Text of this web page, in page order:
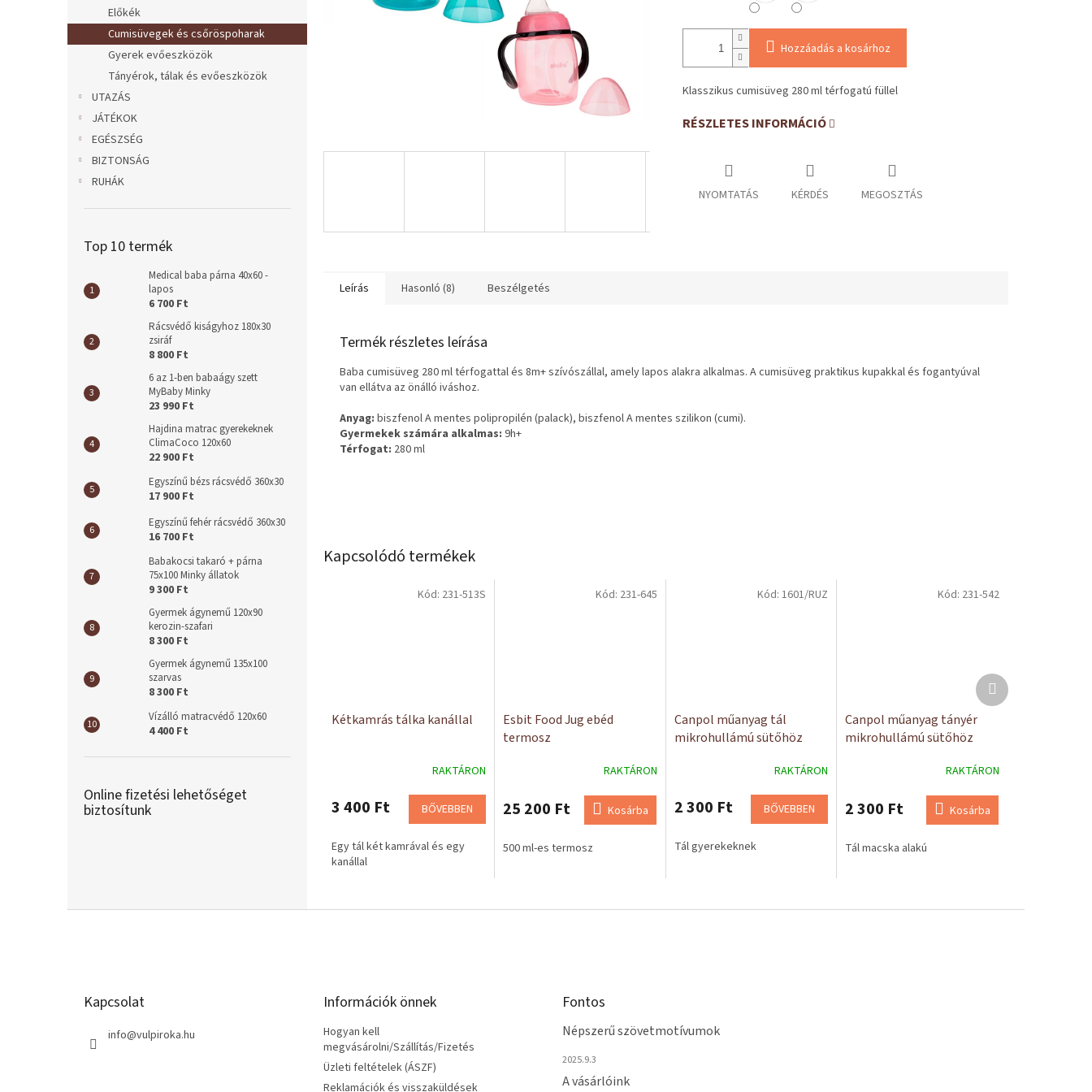
Előkék
Cumisüvegek és csőröspoharak
Gyerek evőeszközök
Tányérok, tálak és evőeszközök
UTAZÁS
JÁTÉKOK
EGÉSZSÉG
BIZTONSÁG
RUHÁK
Top 10 termék
Medical baba párna 40x60 -
lapos
6 700 Ft
Rácsvédő kiságyhoz 180x30
zsiráf
8 800 Ft
6 az 1-ben babaágy szett
MyBaby Minky
23 990 Ft
Hajdina matrac gyerekeknek
ClimaCoco 120x60
22 900 Ft
Egyszínű bézs rácsvédő 360x30
17 900 Ft
Egyszínű fehér rácsvédő 360x30
16 700 Ft
Babakocsi takaró + párna
75x100 Minky állatok
9 300 Ft
Gyermek ágynemű 120x90
kerozin-szafari
8 300 Ft
Gyermek ágynemű 135x100
szarvas
8 300 Ft
Vízálló matracvédő 120x60
4 400 Ft
Online fizetési lehetőséget
biztosítunk
Hozzáadás a kosárhoz
Klasszikus cumisüveg 280 ml térfogatú füllel
RÉSZLETES INFORMÁCIÓ
NYOMTATÁS KÉRDÉS MEGOSZTÁS
Kapcsolódó termékek
Kétkamrás tálka kanállal
RAKTÁRON
3 400 Ft BŐVEBBEN
Egy tál két kamrával és egy
kanállal
Kód: 231-513S
Esbit Food Jug ebéd
termosz
RAKTÁRON
25 200 Ft Kosárba
500 ml-es termosz
Kód: 231-645
Canpol műanyag tál
mikrohullámú sütőhöz
RAKTÁRON
2 300 Ft BŐVEBBEN
Tál gyerekeknek
Kód:1601/RUZ
Canpol műanyag tányér
mikrohullámú sütőhöz
RAKTÁRON
2 300 Ft Kosárba
Tál macska alakú
Kód: 231-542
Következő
termék
Leírás Hasonló (8) Beszélgetés
Termék részletes leírása
Baba cumisüveg 280 ml térfogattal és 8m+ szívószállal, amely lapos alakra alkalmas. A cumisüveg praktikus kupakkal és fogantyúval
van ellátva az önálló iváshoz.
Anyag: biszfenol A mentes polipropilén (palack), biszfenol A mentes szilikon (cumi).
Gyermekek számára alkalmas: 9h+
Térfogat: 280 ml
Kapcsolat
info@vulpiroka.hu
Információk önnek
Hogyan kell
megvásárolni/Szállítás/Fizetés
Üzleti feltételek (ÁSZF)
Reklamációk és visszaküldések
Fontos
Népszerű szövetmotívumok
2025.9.3
A vásárlóink